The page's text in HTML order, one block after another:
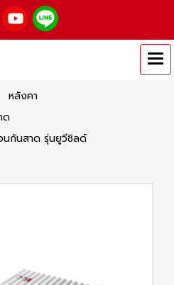
หลังคา
ด
นกันสาด รุ่นยูวีชิลด์